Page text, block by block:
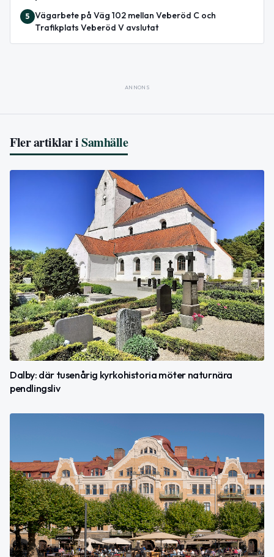
5 Vägarbete på Väg 102 mellan Veberöd C och
Trafikplats Veberöd V avslutat
ANNONS
Fler artiklar iSamhälle
Dalby: där tusenårig kyrkohistoria möter naturnära
pendlingsliv